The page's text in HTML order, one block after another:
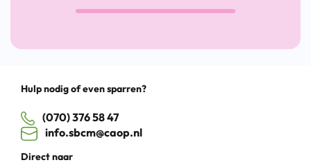
Drag
Hulp nodig of even sparren?
(070) 376 58 47
info.sbcm@caop.nl
Direct naar